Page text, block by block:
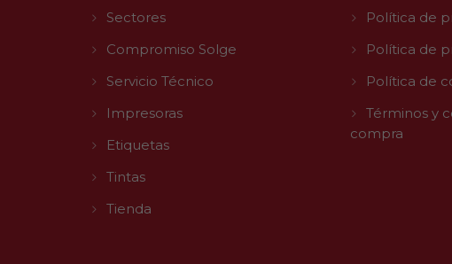
Sectores
Compromiso Solge
Servicio Técnico
Impresoras
Etiquetas
Tintas
Tienda
Política de
Política de
Política de
Términos y
compra